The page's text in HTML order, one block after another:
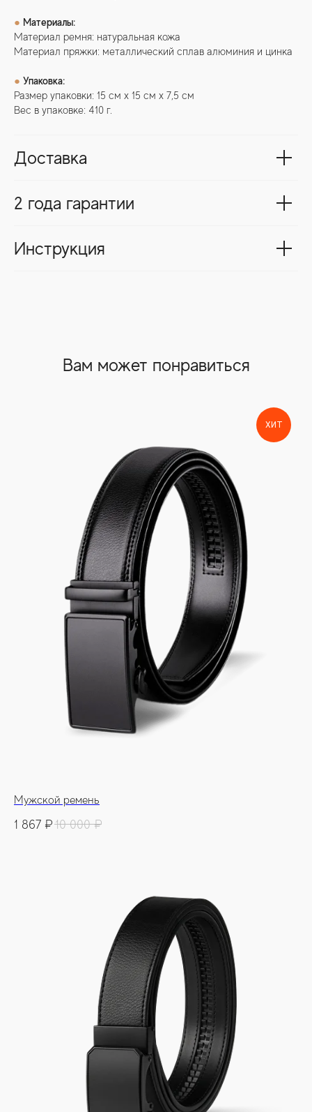
● Материалы:
Материал ремня: натуральная кожа
Материал пряжки: металлический сплав алюминия и цинка
● Упаковка:
Размер упаковки: 15 см х 15 см х 7,5 см
Вес в упаковке: 410 г.
Доставка
2 года гарантии
Инструкция
Вам может понравиться
ХИТ
Мужской ремень
1 867 ₽ 10 000 ₽